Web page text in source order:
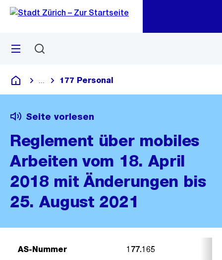
Navigation
Sprunglink
Menü
Deutsch
Blende alle Breadcrumbs ein
177 Personal
Seite vorlesen
Reglement über mobiles
Arbeiten vom 18. April
2018 mit Änderungen bis
25. August 2021
AS-Nummer 177.165